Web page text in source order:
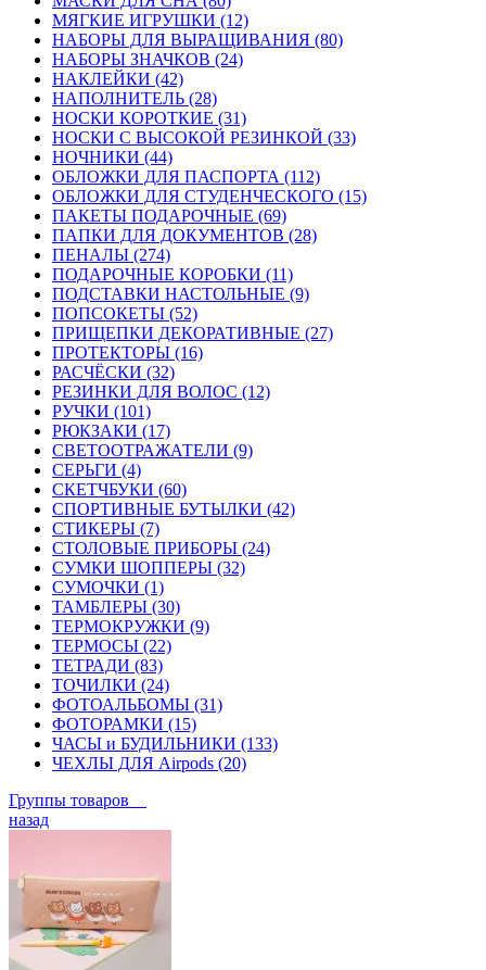
МЯГКИЕ ИГРУШКИ (12)
НАБОРЫ ДЛЯ ВЫРАЩИВАНИЯ (80)
НАБОРЫ ЗНАЧКОВ (24)
НАКЛЕЙКИ (42)
НАПОЛНИТЕЛЬ (28)
НОСКИ КОРОТКИЕ (31)
НОСКИ С ВЫСОКОЙ РЕЗИНКОЙ (33)
НОЧНИКИ (44)
ОБЛОЖКИ ДЛЯ ПАСПОРТА (112)
ОБЛОЖКИ ДЛЯ СТУДЕНЧЕСКОГО (15)
ПАКЕТЫ ПОДАРОЧНЫЕ (69)
ПАПКИ ДЛЯ ДОКУМЕНТОВ (28)
ПЕНАЛЫ (274)
ПОДАРОЧНЫЕ КОРОБКИ (11)
ПОДСТАВКИ НАСТОЛЬНЫЕ (9)
ПОПСОКЕТЫ (52)
ПРИЩЕПКИ ДЕКОРАТИВНЫЕ (27)
ПРОТЕКТОРЫ (16)
РАСЧЁСКИ (32)
РЕЗИНКИ ДЛЯ ВОЛОС (12)
РУЧКИ (101)
РЮКЗАКИ (17)
СВЕТООТРАЖАТЕЛИ (9)
СЕРЬГИ (4)
СКЕТЧБУКИ (60)
СПОРТИВНЫЕ БУТЫЛКИ (42)
СТИКЕРЫ (7)
СТОЛОВЫЕ ПРИБОРЫ (24)
СУМКИ ШОППЕРЫ (32)
СУМОЧКИ (1)
ТАМБЛЕРЫ (30)
ТЕРМОКРУЖКИ (9)
ТЕРМОСЫ (22)
ТЕТРАДИ (83)
ТОЧИЛКИ (24)
ФОТОАЛЬБОМЫ (31)
ФОТОРАМКИ (15)
ЧАСЫ и БУДИЛЬНИКИ (133)
ЧЕХЛЫ ДЛЯ Airpods (20)
Группы товаров
назад